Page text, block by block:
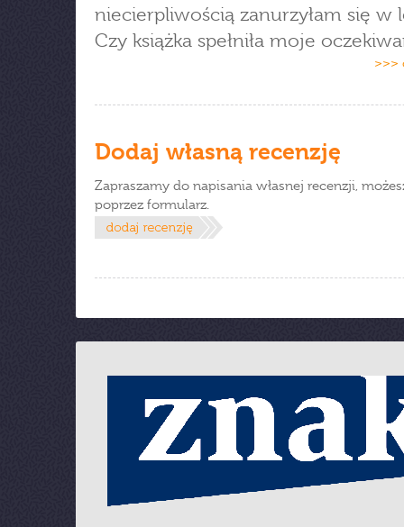
niecierpliwością zanurzyłam się w
Czy książka spełniła moje
>>>
Dodaj własną recenzję
Zapraszamy do napisania własnej recenzji,
poprzez formularz.